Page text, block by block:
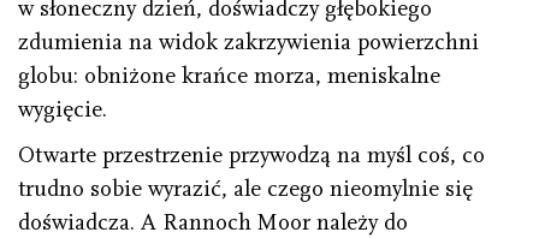
w słoneczny dzień, doświadczy głębokiego
zdumienia na widok zakrzywienia powierzchni
globu: obniżone krańce morza, meniskalne
wygięcie.
Otwarte przestrzenie przywodzą na myśl coś, co
trudno sobie wyrazić, ale czego nieomylnie się
doświadcza. A Rannoch Moor należy do